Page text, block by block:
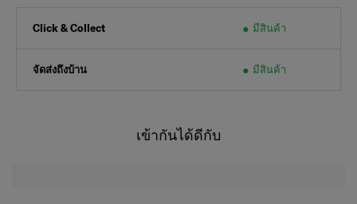
Click & Collect มีสินค้า
จัดส่งถึงบ้าน มีสินค้า
เข้ากันได้ดีกับ